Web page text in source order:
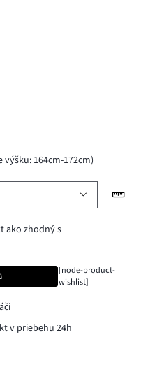
164cm-172cm)
ako zhodný s
[node-product-
wishlist]
v priebehu 24h